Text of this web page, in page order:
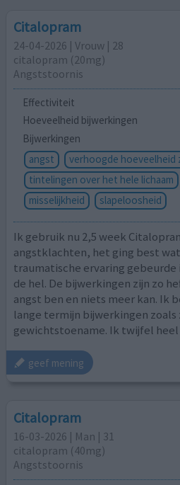
Citalopram
24-04-2026 | Vrouw | 28
citalopram (20mg)
Angststoornis
Effectiviteit
Hoeveelheid bijwerkingen
Bijwerkingen
angst
verhoogde hoeveelheid
tintelingen over het hele lichaam
misselijkheid
slapeloosheid
Ik gebruik nu 2,5 week
angstklachten, het ging best
traumatische ervaring gebeurde
de hel. De bijwerkingen zijn zo
angst ben en niets meer kan. Ik
lange termijn bijwerkingen
gewichtstoename. Ik twijfel heel
geef mening
Citalopram
16-03-2026 | Man | 31
citalopram (40mg)
Angststoornis